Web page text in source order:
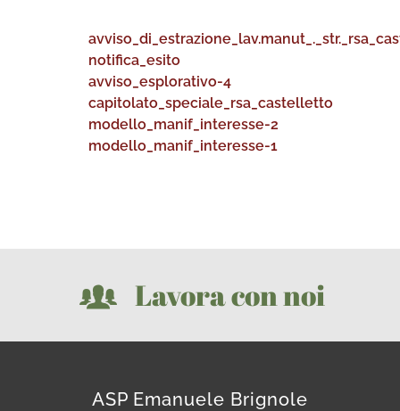
notifica_esito
avviso_esplorativo-4
capitolato_speciale_rsa_castelletto
modello_manif_interesse-2
modello_manif_interesse-1
Lavora con noi
ASP Emanuele Brignole